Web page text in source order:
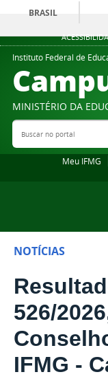
BRASIL
Instituto Federal de
MINISTÉRIO DA
Buscar no portal
Meu IFMG
NOTÍCIAS
526/
IFMG -